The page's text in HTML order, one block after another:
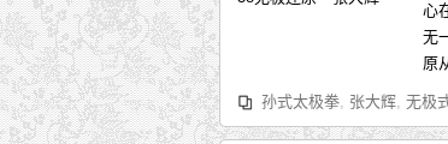
心
无
原
孙式太极拳, 张大辉, 无极